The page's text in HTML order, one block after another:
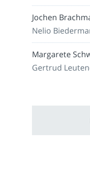
Jochen
Nelio
Margarete
Gertrud